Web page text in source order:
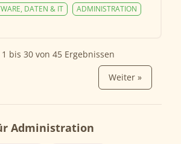
ADMINISTRATION
DATEN & IT
1 bis 30von 45Ergebnissen
Weiter »
Administration